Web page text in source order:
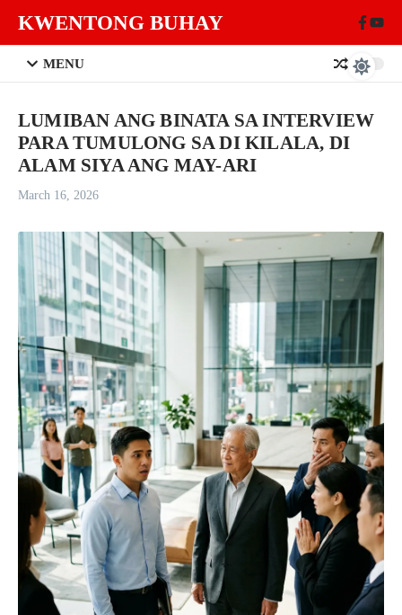
KWENTONG BUHAY
MENU
LUMIBAN ANG BINATA SA INTERVIEW
PARA TUMULONG SA DI KILALA, DI
ALAM SIYA ANG MAY-ARI
March 16, 2026